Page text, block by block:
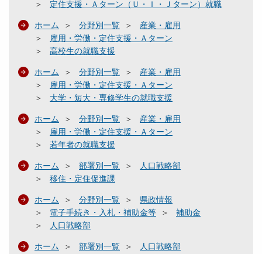
定住支援・Ａターン（Ｕ・Ｉ・Ｊターン）就職
ホーム 分野別一覧
産業・雇用
雇用・労働・定住支援・Ａターン
高校生の就職支援
ホーム 分野別一覧
産業・雇用
雇用・労働・定住支援・Ａターン
大学・短大・専修学生の就職支援
ホーム 分野別一覧
産業・雇用
雇用・労働・定住支援・Ａターン
若年者の就職支援
ホーム 部署別一覧
人口戦略部
移住・定住促進課
ホーム 分野別一覧
県政情報
電子手続き・入札・補助金等
補助金
人口戦略部
ホーム 部署別一覧
人口戦略部